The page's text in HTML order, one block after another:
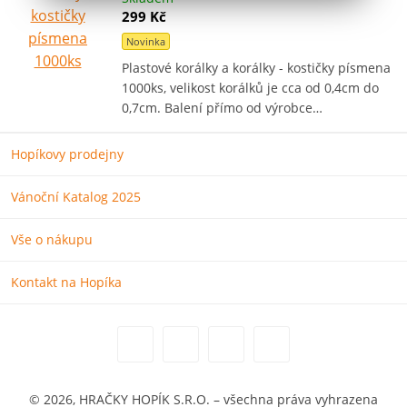
299 Kč
Novinka
Plastové korálky a korálky - kostičky písmena
1000ks, velikost korálků je cca od 0,4cm do
0,7cm. Balení přímo od výrobce…
Hopíkovy prodejny
Vánoční Katalog 2025
Vše o nákupu
Kontakt na Hopíka
© 2026, HRAČKY HOPÍK S.R.O. – všechna práva vyhrazena